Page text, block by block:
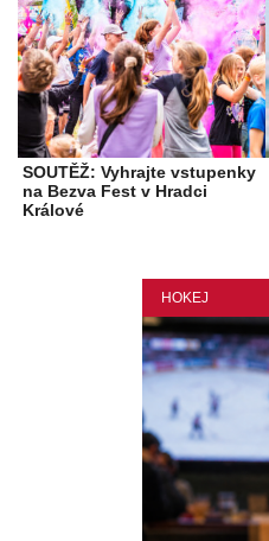
SOUTĚŽ: Vyhrajte vstupenky
na Bezva Fest v Hradci
Králové
HOKEJ